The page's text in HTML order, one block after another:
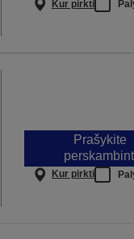
Kur pirkti
Prašykite
Kur pirkti